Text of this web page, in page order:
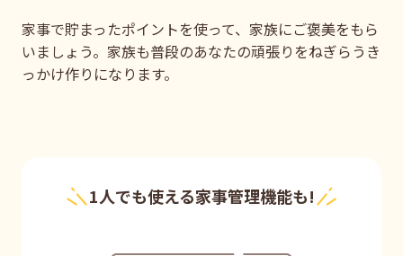
家事で貯まったポイントを使って、家族にご褒美をもら
いましょう。家族も普段のあなたの頑張りをねぎらうき
っかけ作りになります。
1人でも使える家事管理機能も!